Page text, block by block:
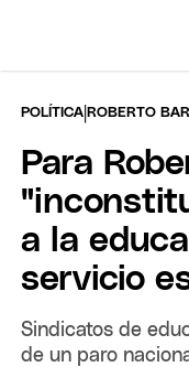
POLÍTICA |ROBERTO
Para
a la
servicio
Sindicatos de
de un paro